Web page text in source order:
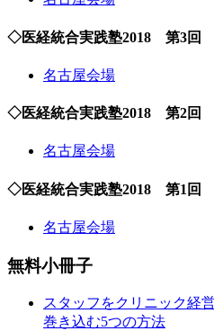
◇医経統合実践塾2018 第3回
名古屋会場
◇医経統合実践塾2018 第2回
名古屋会場
◇医経統合実践塾2018 第1回
名古屋会場
無料小冊子
スタッフをクリニック経
巻き込む5つの方法